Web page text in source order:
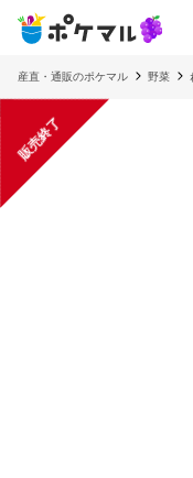
産直・通販のポケマル 野菜
販売終了